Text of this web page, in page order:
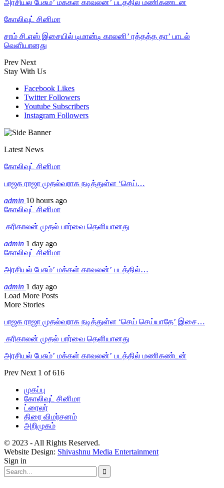
அரசியல் பேசும்’ மக்கள் காவலன்’ படத்தில் மணிகண்டன்
கோலிவுட் சினிமா
சாம் சி.எஸ் இசையில் டிமான்டி காலனி’ ரத்தத்த தா’ பாடல்
வெளியானது
Prev Next
Stay With Us
Facebook Likes
Twitter Followers
Youtube Subscribers
Instagram Followers
Latest News
கோலிவுட் சினிமா
பாஜக ராஜா முதல்வராக நடித்துள்ள ‘செய்…
admin 10 hours ago
கோலிவுட் சினிமா
‎ கரிகாலன் முதல் பார்வை தெளியானது
admin 1 day ago
கோலிவுட் சினிமா
அரசியல் பேசும்’ மக்கள் காவலன்’ படத்தில்…
admin 1 day ago
Load More Posts
More Stories
பாஜக ராஜா முதல்வராக நடித்துள்ள ‘செய் செய்யாதே’ இசை…
‎ கரிகாலன் முதல் பார்வை தெளியானது
அரசியல் பேசும்’ மக்கள் காவலன்’ படத்தில் மணிகண்டன்
Prev Next 1 of 616
முகப்பு
கோலிவுட் சினிமா
ட்ரைலர்
திரை விமர்சனம்
அறிமுகம்
© 2023 - All Rights Reserved.
Website Design: Shivashnu Media Entertainment
Sign in